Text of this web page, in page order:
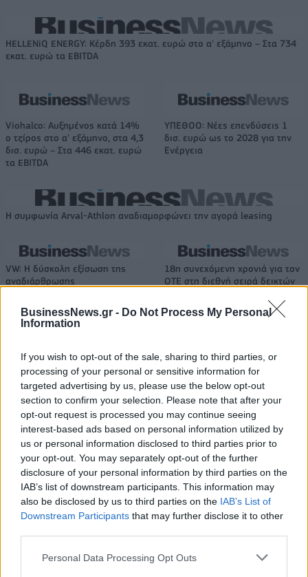
BusinessNews.gr - Do Not Process My Personal
Information
If you wish to opt-out of the sale, sharing to third parties, or
processing of your personal or sensitive information for
targeted advertising by us, please use the below opt-out
section to confirm your selection. Please note that after your
opt-out request is processed you may continue seeing
interest-based ads based on personal information utilized by
us or personal information disclosed to third parties prior to
your opt-out. You may separately opt-out of the further
disclosure of your personal information by third parties on the
IAB’s list of downstream participants. This information may
also be disclosed by us to third parties on the IAB’s List of
Downstream Participants that may further disclose it to other
Personal Data Processing Opt Outs
HELLENiQ ENERGY: Κέρδη 393 εκατ. ευρώ στο α' εξάμηνο – Στα 734
εκατ. ευρώ τα EBITDA
Viohalco: Αυξημένος κατά 14%
ο τζίρος στο α' εξάμηνο, στα 4,3
δισ. ευρώ – Στα 446 εκατ. ευρώ
τα EBITDA
ΥΠΕΘΟΟ: Νέες επενδύσεις 1
δισ. ευρώ ως το 2028 για την
Ενέργεια
Η συμφωνία Arval-Athlon αναδιαμορφώνει την αγορά leasing
VW: Η δύσκολη εξίσωση της
αναδιάρθρωσης
18η συνεχόμενη χρονιά για τον
ΟΤΕ στη διεθνή σειρά δεικτών
πύλες του σε όλους
ESG Report 2025: Πώς η ΑΒ Βασιλόπουλος μετατρέπει τη
βιωσιμότητα σε καθημερινή πράξη
ΠΕΡΙΣΣΌΤΕΡΑ ΣΕ ΑΥΤΉ ΤΗΝ ΚΑΤΗΓΟΡΊΑ